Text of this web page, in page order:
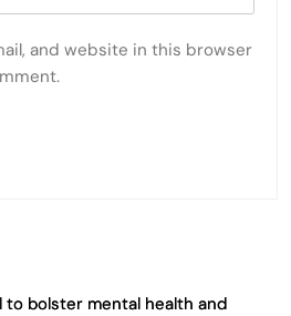
and website in this browser
to bolster mental health and